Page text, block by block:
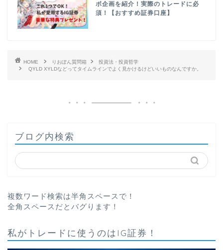
ボ企画を紹介！実際のトレードに必
須！【おすすめ証券口座】
HOME りおぽん質問箱
投資法・投資哲学
QYLD XYLDなどってタイムラインでよく見かけるけどいいものなんですか。
ブログ内検索
複数ワード検索は半角スペースで！
全角スペースだとバグります！
私がトレードに使うのはIG証券！